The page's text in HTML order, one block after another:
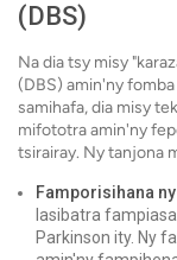
(DBS)
Na dia tsy misy
(DBS) amin'ny
samihafa, dia misy
mifototra amin'ny
tsirairay. Ny tanjona
Famporisihana
lasibatra
Parkinson ity. Ny